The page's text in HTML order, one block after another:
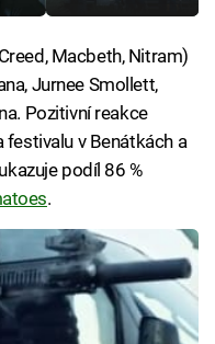
Macbeth, Nitram)
Jurnee Smollett,
Pozitivní reakce
v Benátkách a
podíl 86 %
.